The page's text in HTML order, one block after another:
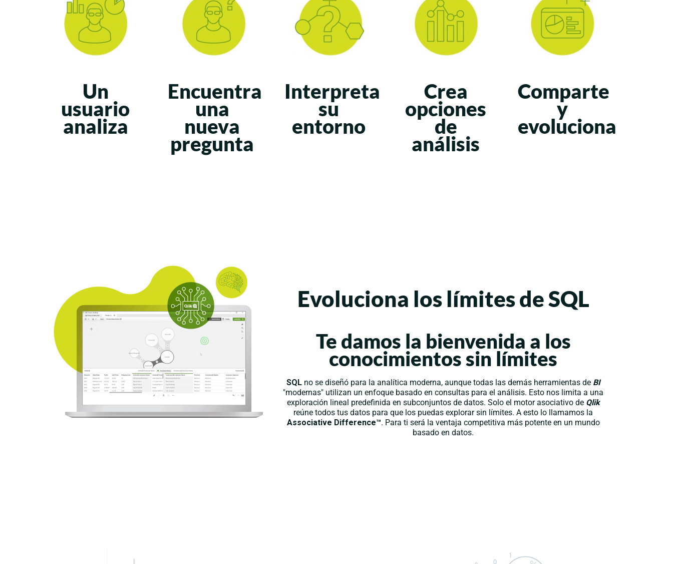
Un
usuario
analiza
Encuentra
una
nueva
pregunta
Interpreta
su
entorno
Crea
opciones
de
análisis
Comparte
y
evoluciona
Evoluciona los límites de SQL
Te damos la bienvenida a los
conocimientos sin límites
SQLno se diseñó para la analítica moderna, aunque todas las demás herramientas de BI
"modernas" utilizan un enfoque basado en consultas para el análisis. Esto nos limita a una
exploración lineal predefinida en subconjuntos de datos. Solo el motor asociativo de Qlik
reúne todos tus datos para que los puedas explorar sin límites. A esto lo llamamos la
Associative Difference™. Para ti será la ventaja competitiva más potente en un mundo
basado en datos.